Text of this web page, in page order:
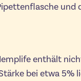
und
enthält
bei etwa 5%